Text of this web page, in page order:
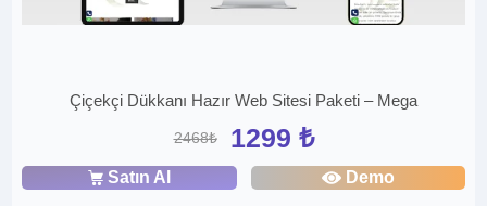
Çiçekçi Dükkanı Hazır Web Sitesi Paketi – Mega
2468₺ 1299 ₺
Satın Al Demo